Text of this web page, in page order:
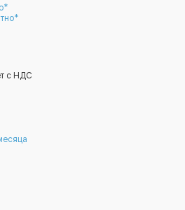
с НДС